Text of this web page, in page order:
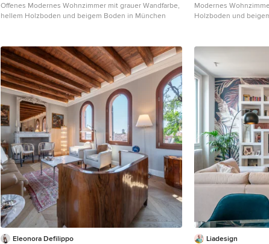
Offenes Modernes Wohnzimmer mit grauer Wandfarbe,
hellem Holzboden und beigem Boden in München
Modernes
Holzboden und
Eleonora Defilippo
Liadesign